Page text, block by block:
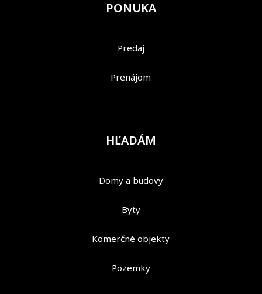
PONUKA
Predaj
Prenájom
HĽADÁM
Domy a budovy
Byty
Komerčné objekty
Pozemky